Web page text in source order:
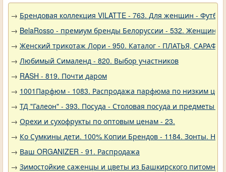
→ Брендовая коллекция VILATTE - 763. Для женщин -
→ BelaRosso - премиум бренды Белоруссии - 532.
→ Женский трикотаж Лори - 950. Каталог - ПЛАТЬЯ,
→ Любимый Сималенд - 820. Выбор участников
→ RASH - 819. Почти даром
→ 1001Парфюм - 1083. Распродажа парфюма по низким
→ ТД "Галеон" - 393. Посуда - Столовая посуда и предметы
→ Орехи и сухофрукты по оптовым ценам - 23.
→ Ко Сумкины дети. 100% Копии Брендов - 1184. Зонты.
→ Ваш ORGANIZER - 91. Распродажа
→ Зимостойкие саженцы и цветы из Башкирского